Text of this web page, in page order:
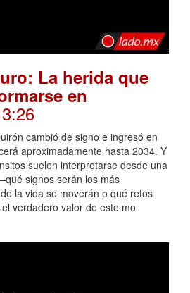
La herida que
en
cambió de signo e ingresó en
aproximadamente hasta 2034. Y
suelen interpretarse desde una
signos serán los más
la vida se moverán o qué retos
verdadero valor de este mo